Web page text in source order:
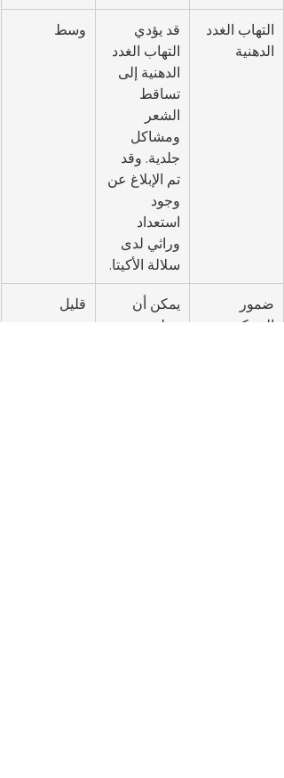
التهاب الغدد
الدهنية
قد يؤدي
التهاب الغدد
الدهنية إلى
تساقط
الشعر
ومشاكل
جلدية. وقد
تم الإبلاغ عن
وجود
استعداد
وراثي لدى
سلالة الأكيتا.
وسط
ضمور
الشبكية
يمكن أن
يتطور تدهور
قليل